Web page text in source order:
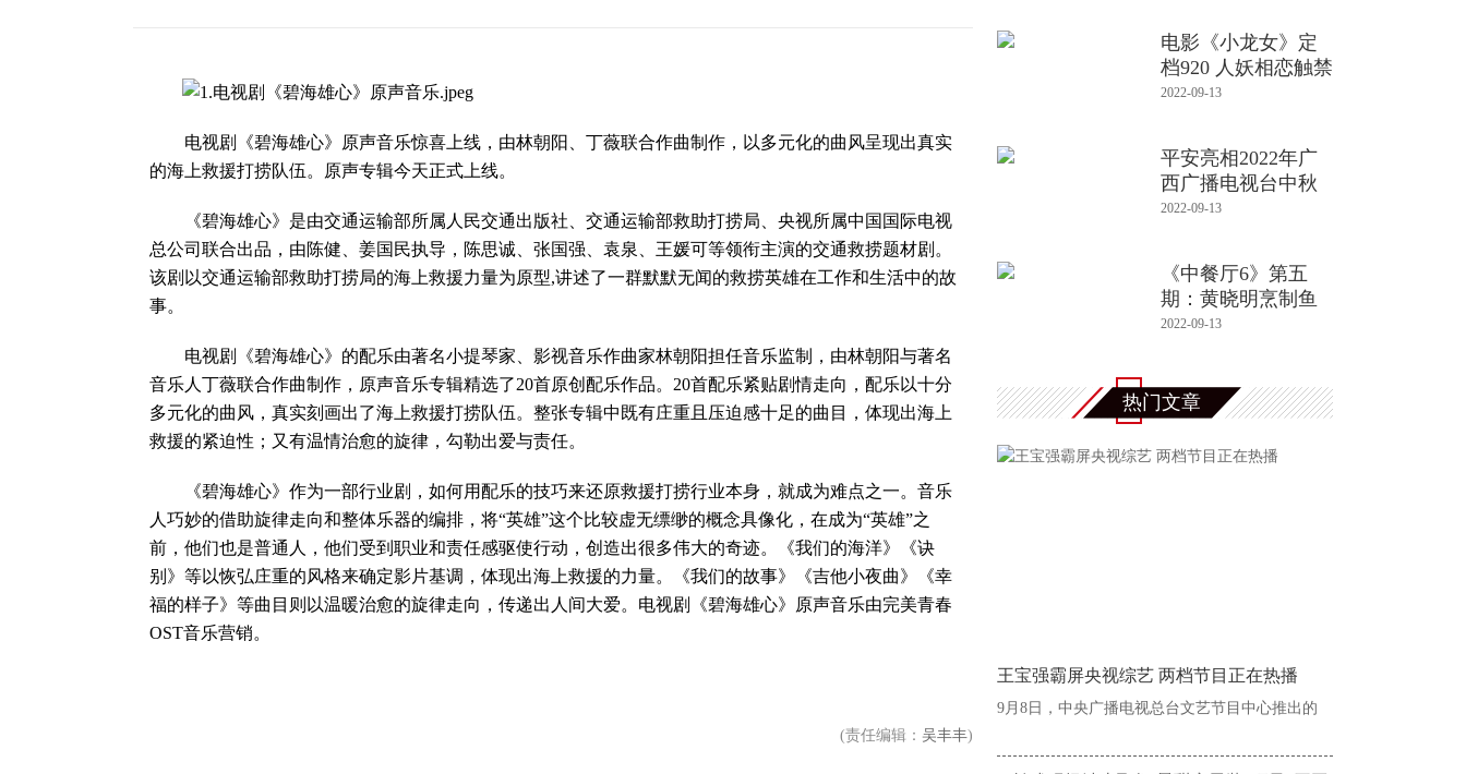
电视剧《碧海雄心》原声音乐惊喜上线，由林朝阳、丁薇联合作曲制作，以多元化的曲风呈现出真实
的海上救援打捞队伍。原声专辑今天正式上线。
《碧海雄心》是由交通运输部所属人民交通出版社、交通运输部救助打捞局、央视所属中国国际电视
总公司联合出品，由陈健、姜国民执导，陈思诚、张国强、袁泉、王媛可等领衔主演的交通救捞题材剧。
该剧以交通运输部救助打捞局的海上救援力量为原型,讲述了一群默默无闻的救捞英雄在工作和生活中的故
事。
电视剧《碧海雄心》的配乐由著名小提琴家、影视音乐作曲家林朝阳担任音乐监制，由林朝阳与著名
音乐人丁薇联合作曲制作，原声音乐专辑精选了20首原创配乐作品。20首配乐紧贴剧情走向，配乐以十分
多元化的曲风，真实刻画出了海上救援打捞队伍。整张专辑中既有庄重且压迫感十足的曲目，体现出海上
救援的紧迫性；又有温情治愈的旋律，勾勒出爱与责任。
《碧海雄心》作为一部行业剧，如何用配乐的技巧来还原救援打捞行业本身，就成为难点之一。音乐
人巧妙的借助旋律走向和整体乐器的编排，将“英雄”这个比较虚无缥缈的概念具像化，在成为“英雄”之
前，他们也是普通人，他们受到职业和责任感驱使行动，创造出很多伟大的奇迹。《我们的海洋》《诀
别》等以恢弘庄重的风格来确定影片基调，体现出海上救援的力量。《我们的故事》《吉他小夜曲》《幸
福的样子》等曲目则以温暖治愈的旋律走向，传递出人间大爱。电视剧《碧海雄心》原声音乐由完美青春
OST音乐营销。
(责任编辑： 吴丰丰)
电影《小龙女》定
档920 人妖相恋触禁
忌 双
2022-09-13
平安亮相2022年广
西广播电视台中秋
晚会 《
2022-09-13
《中餐厅6》第五
期：黄晓明烹制鱼
汤展现“烟
2022-09-13
热门文章
王宝强霸屏央视综艺 两档节目正在热播
9月8日，中央广播电视总台文艺节目中心推出的